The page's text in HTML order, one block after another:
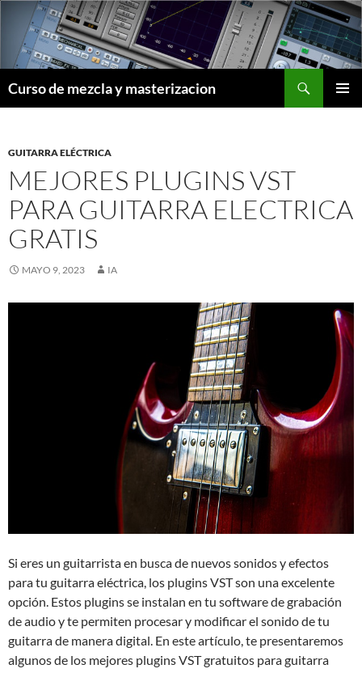
contenido
Curso de mezcla y masterizacion
GUITARRA ELÉCTRICA
MEJORES PLUGINS VST
PARA GUITARRA ELECTRICA
GRATIS
MAYO 9, 2023 IA
Si eres un guitarrista en busca de nuevos sonidos y efectos
para tu guitarra eléctrica, los plugins VST son una excelente
opción. Estos plugins se instalan en tu software de grabación
de audio y te permiten procesar y modificar el sonido de tu
guitarra de manera digital. En este artículo, te presentaremos
algunos de los mejores plugins VST gratuitos para guitarra